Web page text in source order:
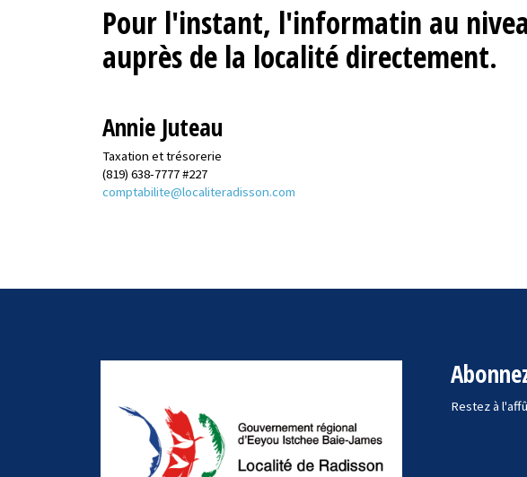
Pour l'instant, l'informatin au
auprès de la localité directement.
Annie Juteau
Taxation et trésorerie
(819) 638-7777 #227
comptabilite@localiteradisson.com
Restez à